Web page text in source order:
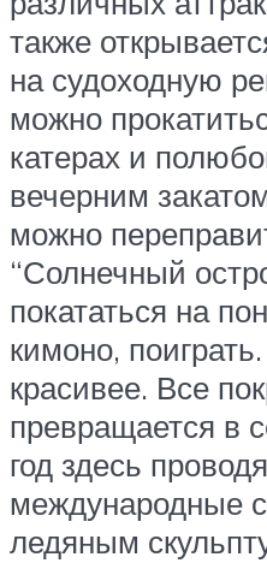
также
на судоходную
можно
катерах и
вечерним
можно
“Солнечный
покататься на
кимоно,
красивее. Все
превращается в
год здесь
международные
ледяным